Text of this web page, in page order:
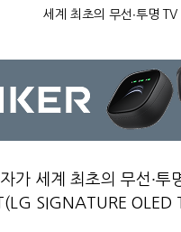
세계 최초의 무선∙투명
가 세계 최초의 무선∙
SIGNATURE OLED